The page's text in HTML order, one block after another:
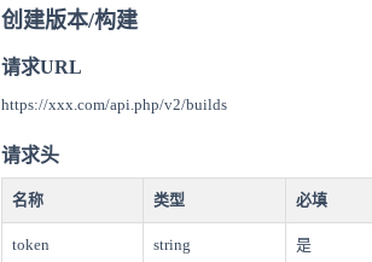
创建版本/构建
请求URL
https://xxx.com/api.php/v2/builds
请求头
名称 类型 必填
token string 是